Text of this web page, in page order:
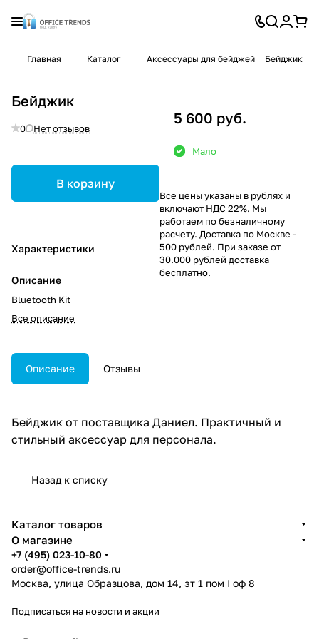
Главная Каталог Аксессуары для бейджей Бейджик
Бейджик
0 Нет отзывов
В корзину
Характеристики
Описание
Bluetooth Kit
Все описание
5 600 руб.
Мало
Все цены указаны в рублях и
включают НДС 22%. Мы
работаем по безналичному
расчету. Доставка по Москве -
500 рублей. При заказе от
30.000 рублей доставка
бесплатно.
Описание Отзывы
Бейджик от поставщика Даниел. Практичный и
стильный аксессуар для персонала.
Назад к списку
Каталог товаров
О магазине
+7 (495) 023-10-80
order@office-trends.ru
Москва, улица Образцова, дом 14, эт 1 пом I оф 8
Подписаться на новости и акции